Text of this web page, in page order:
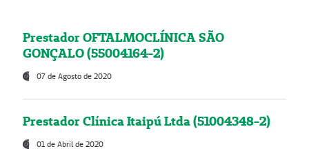
Prestador OFTALMOCLÍNICA SÃO
GONÇALO (55004164-2)
07 de Agosto de 2020
Prestador Clínica Itaipú Ltda (51004348-2)
01 de Abril de 2020